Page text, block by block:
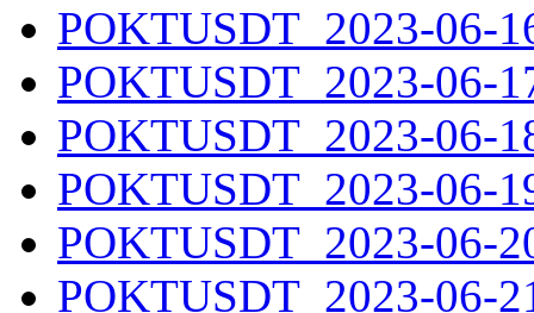
POKTUSDT_2023-06-
POKTUSDT_2023-06-
POKTUSDT_2023-06-
POKTUSDT_2023-06-
POKTUSDT_2023-06-
POKTUSDT_2023-06-